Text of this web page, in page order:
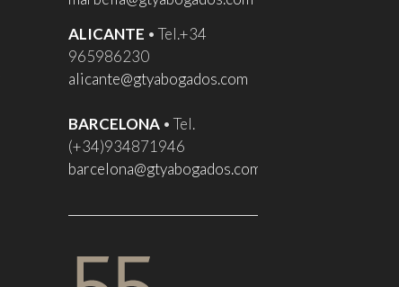
ALICANTE • Tel.+34
965986230
alicante@gtyabogados.com
BARCELONA• Tel.
(+34)934871946
barcelona@gtyabogados.com